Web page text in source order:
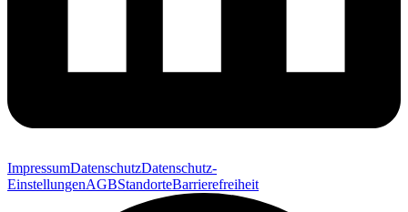
ImpressumDatenschutzDatenschutz-
EinstellungenAGBStandorteBarrierefreiheit